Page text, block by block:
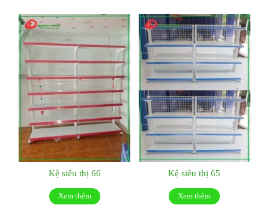
Kệ siêu thị 66
Xem thêm
Kệ siêu thị 65
Xem thêm